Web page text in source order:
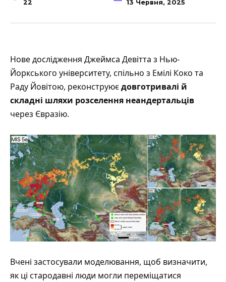
22 13 Червня, 2025
Новедослідження Джеймса Девітта з Нью-
Йоркського університету, спільно з Емілі Коко та
Раду Йовітою, реконструюєдовготривалі й
складні шляхи розселення неандертальців
через Євразію.
Вчені застосували моделювання, щоб визначити,
як ці стародавні люди могли переміщатися